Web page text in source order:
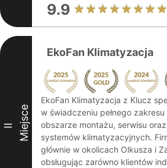
9.9
II Miejsce
EkoFan Klimatyzacja
EkoFan Klimatyzacja z Klucz
w świadczeniu pełnego zakresu
obszarze montażu, serwisu
systemów klimatyzacyjnych.
głównie w okolicach Olkusza i
obsługując zarówno klientów